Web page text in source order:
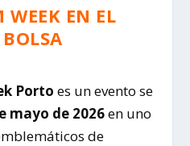
WEEK EN EL
Porto es un evento se
mayo de 2026en uno
de